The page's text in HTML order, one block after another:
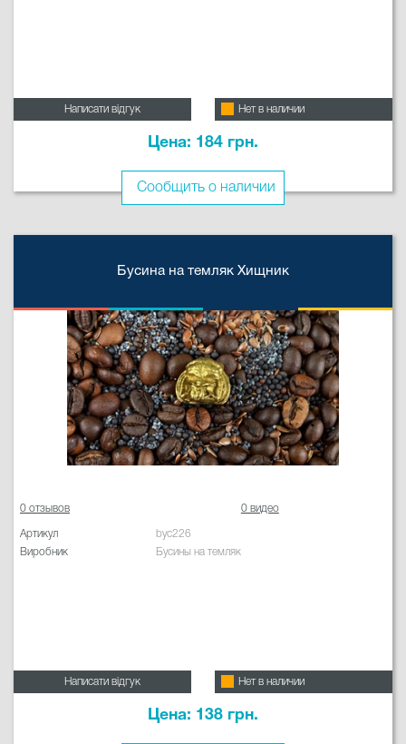
Написати відгук Нет в наличии
Цена: 184 грн.
Сообщить о наличии
Бусина на темляк Хищник
0 отзывов 0 видео
Артикул
byc226
Виробник
Бусины на темляк
Написати відгук Нет в наличии
Цена: 138 грн.